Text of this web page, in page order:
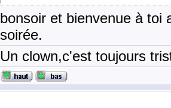
bonsoir et bienvenue à toi
soirée.
Un clown,c'est toujours